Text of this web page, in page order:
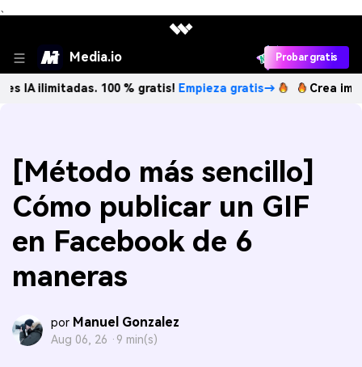
、
Media.io Probar gratis
100 % gratis!Empieza gratis→ Crea imágenes
[Método más sencillo]
Cómo publicar un GIF
en Facebook de 6
maneras
por Manuel Gonzalez
Aug 06, 26 · 9 min(s)